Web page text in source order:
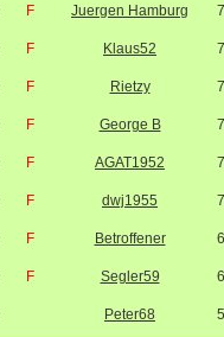
F Juergen Hamburg
F Klaus52
F Rietzy
F George B
F AGAT1952
F dwj1955
F Betroffener
F Segler59
Peter68